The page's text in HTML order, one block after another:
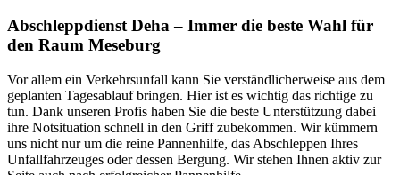
Abschleppdienst Deha – Immer die beste Wahl für
den Raum Meseburg
Vor allem ein Verkehrsunfall kann Sie verständlicherweise aus dem
geplanten Tagesablauf bringen. Hier ist es wichtig das richtige zu
tun. Dank unseren Profis haben Sie die beste Unterstützung dabei
ihre Notsituation schnell in den Griff zubekommen. Wir kümmern
uns nicht nur um die reine Pannenhilfe, das Abschleppen Ihres
Unfallfahrzeuges oder dessen Bergung. Wir stehen Ihnen aktiv zur